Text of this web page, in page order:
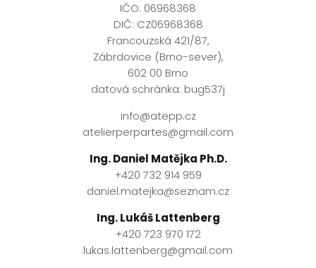
IČO: 06968368
DIČ: CZ06968368
Francouzská 421/87,
Zábrdovice (Brno-sever),
602 00 Brno
datová schránka: bug537j
info@atepp.cz
atelierperpartes@gmail.com
Ing. Daniel Matějka Ph.D.
+420 732 914 959
daniel.matejka@seznam.cz
Ing. Lukáš Lattenberg
+420 723 970 172
lukas.lattenberg@gmail.com